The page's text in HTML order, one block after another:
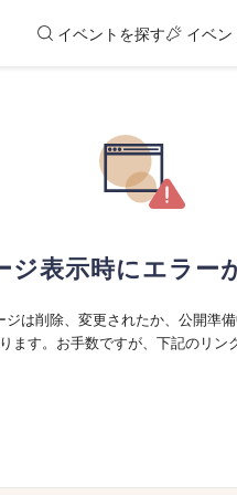
イベントを探す イベン
ジ表示時にエラー
は削除、変更されたか、公開準
ます。お手数ですが、下記のリン